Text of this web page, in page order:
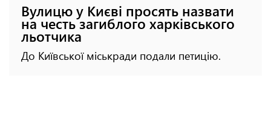
Вулицю у Києві просять назвати
на честь загиблого харківського
льотчика
До Київської міськради подали петицію.